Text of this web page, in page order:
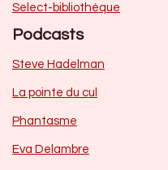
Select-bibliothèque
Podcasts
Steve Hadelman
La pointe du cul
Phantasme
Eva Delambre